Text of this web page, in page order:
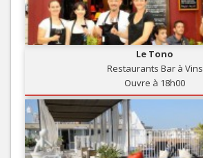
Le Tono
Restaurants Bar à Vins
Ouvre à 18h00